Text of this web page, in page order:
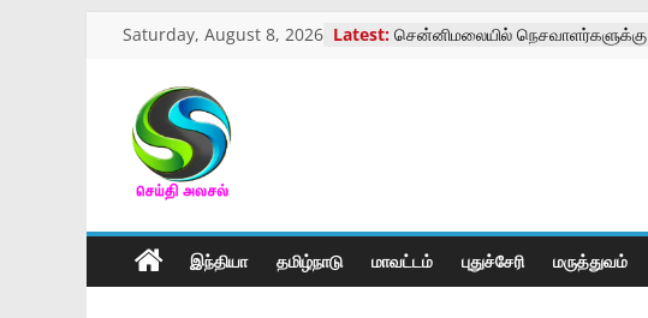
Saturday, August 8, 2026 Latest: சென்னிமலையில் நெசவாளர்களுக்கு
கோவையில் பாயண்ட் மீடியா சார்பாக
நடைபெற்ற கண்காட்சி
செய்திஅலசல்
l
இந்தியா தமிழ்நாடு மாவட்டம் புதுச்சேரி மருத்துவம்